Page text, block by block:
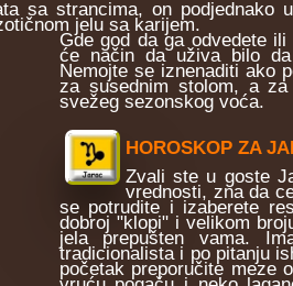
sa strancima, on podjednako
jelu sa karijem.
Gde god da ga odvedete
će način da uživa bilo
Nemojte se iznenaditi ako
za susednim stolom, a
svežeg sezonskog voća.
HOROSKOP ZA
Zvali ste u goste
vrednosti, zna da
se potrudite i izaberete
dobroj "klopi" i velikom
jela prepušten vama.
tradicionalista i po pitanju
početak preporučite meze